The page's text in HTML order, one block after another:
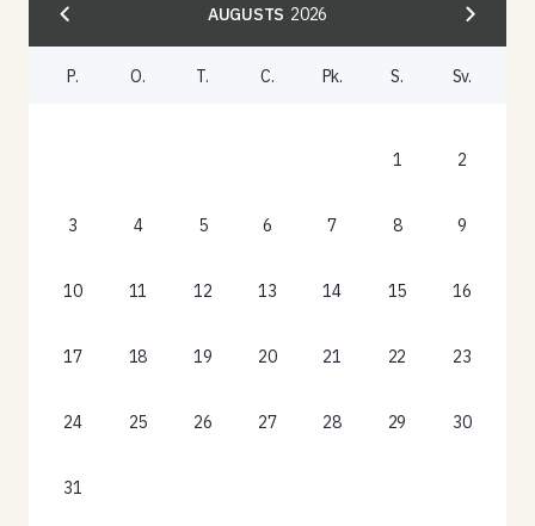
AUGUSTS 2026
P. O. T. C. Pk. S. Sv.
1 2
3 4 5 6 7 8 9
10 11 12 13 14 15 16
17 18 19 20 21 22 23
24 25 26 27 28 29 30
31